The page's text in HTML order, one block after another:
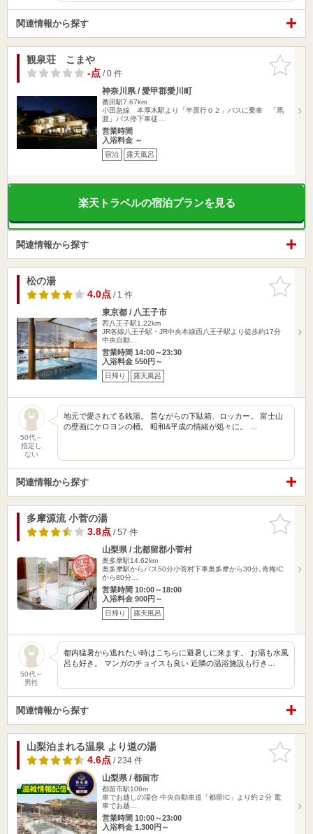
関連情報から探す
お気に入
りに追加
観泉荘 こまや
-点/ 0 件
神奈川県 / 愛甲郡愛川町
番田駅7.67km
小田急線 本厚木駅より「半原行０２」バスに乗車 「馬
渡」バス停下車徒…
営業時間
入浴料金 ～
宿泊 露天風呂
楽天トラベルの宿泊プランを見る
関連情報から探す
お気に入
りに追加
松の湯
4.0点/ 1 件
東京都 / 八王子市
西八王子駅1.22km
JR各線八王子駅・JR中央本線西八王子駅より徒歩約17分
中央自動…
営業時間 14:00～23:30
入浴料金 550円～
日帰り 露天風呂
50代～
指定し
ない
地元で愛されてる銭湯。 昔ながらの下駄箱、ロッカー。 富士山
の壁画にケロヨンの桶。 昭和&平成の情緒が処々に。 …
関連情報から探す
お気に入
りに追加
多摩源流 小菅の湯
3.8点/ 57 件
山梨県 / 北都留郡小菅村
奥多摩駅14.62km
奥多摩駅からバス50分小菅村下車奥多摩から30分､青梅IC
から80分…
営業時間 10:00～18:00
入浴料金 900円～
日帰り 露天風呂
50代～
男性
都内猛暑から逃れたい時はこちらに避暑しに来ます。 お湯も水風
呂も好き。 マンガのチョイスも良い 近隣の温浴施設も行き…
関連情報から探す
お気に入
りに追加
山梨泊まれる温泉 より道の湯
4.6点/ 234 件
山梨県 / 都留市
都留市駅106m
車でお越しの場合 中央自動車道「都留IC」より約２分 電
車でお越…
営業時間 10:00～23:00
入浴料金 1,300円～